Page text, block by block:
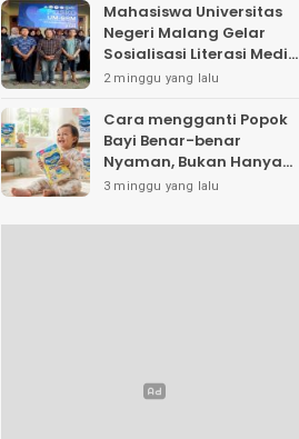
Mahasiswa Universitas
Negeri Malang Gelar
Sosialisasi Literasi Media,
Bahas Resiko Hukum
ITE
2 minggu yang lalu
Cara mengganti Popok
Bayi Benar-benar
Nyaman, Bukan Hanya
Klaim di Kemasan
3 minggu yang lalu